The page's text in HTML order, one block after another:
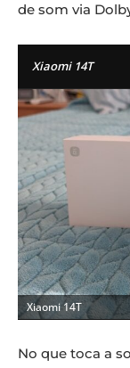
de som via
Xiaomi 14T
Xiaomi 14T
No que toca a